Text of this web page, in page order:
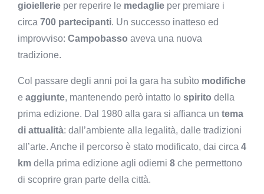
gioiellerie per reperire le medaglie per premiare i
circa 700 partecipanti. Un successo inatteso ed
improvviso: Campobasso aveva una nuova
tradizione.
Col passare degli anni poi la gara ha subìto modifiche
e aggiunte, mantenendo però intatto lo spirito della
prima edizione. Dal 1980 alla gara si affianca un tema
di attualità: dall’ambiente alla legalità, dalle tradizioni
all’arte. Anche il percorso è stato modificato, dai circa 4
km della prima edizione agli odierni 8 che permettono
di scoprire gran parte della città.